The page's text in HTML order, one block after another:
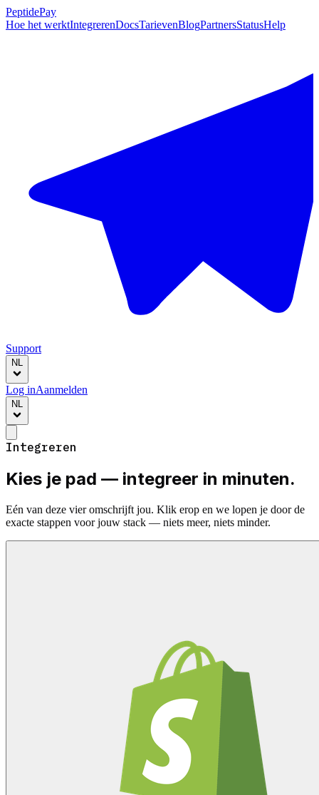
PeptidePay
Hoe het werktIntegrerenDocsTarievenBlogPartnersStatusHelp
Support
NL
Log inAanmelden
NL
Integreren
Kies je pad — integreer in minuten.
Eén van deze vier omschrijft jou. Klik erop en we lopen je door de
exacte stappen voor jouw stack — niets meer, niets minder.